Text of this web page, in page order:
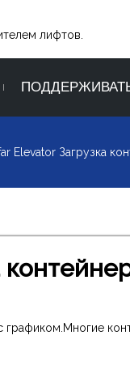
лифтов.
Elevator Загрузка
графиком.Многие